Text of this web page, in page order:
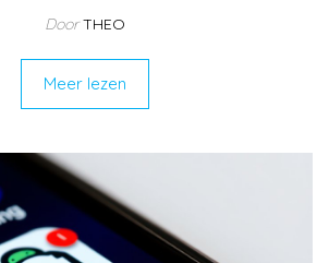
Door THEO
Meer lezen